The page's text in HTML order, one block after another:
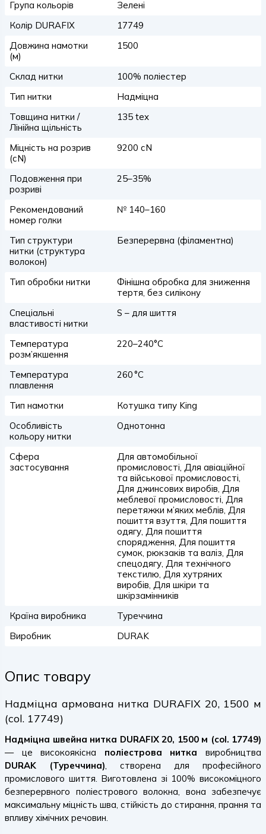
Група кольорів
Зелені
Колір DURAFIX
17749
Довжина намотки
(м)
1500
Склад нитки
100% поліестер
Тип нитки
Надміцна
Товщина нитки /
Лінійна щільність
135 tex
Міцність на розрив
(сN)
9200 сN
Подовження при
розриві
25–35%
Рекомендований
номер голки
№ 140–160
Тип структури
нитки (структура
волокон)
Безперервна (філаментна)
Тип обробки нитки
Фінішна обробка для зниження
тертя, без силікону
Спеціальні
властивості нитки
S – для шиття
Температура
розм’якшення
220–240°C
Температура
плавлення
260 °C
Тип намотки
Котушка типу King
Особливість
кольору нитки
Однотонна
Сфера
застосування
Для автомобільної
промисловості, Для авіаційної
та військової промисловості,
Для джинсових виробів, Для
меблевої промисловості, Для
перетяжки м’яких меблів, Для
пошиття взуття, Для пошиття
одягу, Для пошиття
спорядження, Для пошиття
сумок, рюкзаків та валіз, Для
спецодягу, Для технічного
текстилю, Для хутряних
виробів, Для шкіри та
шкірзамінників
Країна виробника
Туреччина
Виробник
DURAK
Опис товару
Надміцна армована нитка DURAFIX 20, 1500 м
(col. 17749)
Надміцна швейна нитка DURAFIX 20, 1500 м (col. 17749)
— це високоякісна поліестрова нитка виробництва
DURAK (Туреччина), створена для професійного
промислового шиття. Виготовлена зі 100% високоміцного
безперервного поліестрового волокна, вона забезпечує
максимальну міцність шва, стійкість до стирання, прання та
впливу хімічних речовин.